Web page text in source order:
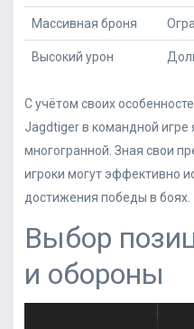
Массивная броня
Высокий урон
С учётом своих
Jagdtiger в командной игре
многогранной. Зная свои
игроки могут эффективно
достижения победы в боях.
Выбор
и обороны